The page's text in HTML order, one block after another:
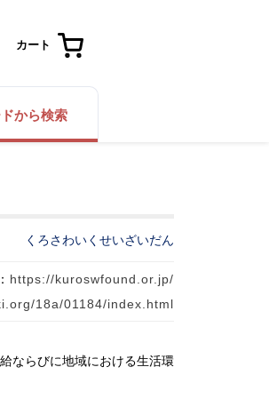
カート
から検索
くろさわいくせいざいだん
https://kuroswfound.or.jp/
18a/01184/index.html
ならびに地域における生活環